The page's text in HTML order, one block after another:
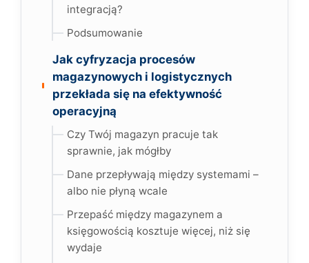
integracją?
Podsumowanie
Jak cyfryzacja procesów
magazynowych i logistycznych
przekłada się na efektywność
operacyjną
Czy Twój magazyn pracuje tak
sprawnie, jak mógłby
Dane przepływają między systemami –
albo nie płyną wcale
Przepaść między magazynem a
księgowością kosztuje więcej, niż się
wydaje